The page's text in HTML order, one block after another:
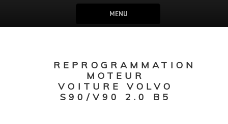
MENU
REPROGRAMMATION
MOTEUR
VOITURE VOLVO
S90/V90 2.0 B5